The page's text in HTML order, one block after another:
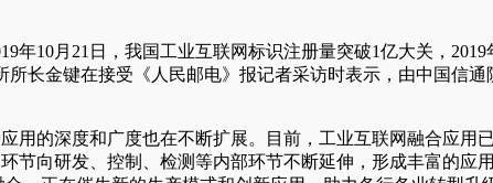
年10月21日，我国工业互联网标识注册量突破1亿大关，
长金键在接受《人民邮电》报记者采访时表示，由中国信
的深度和广度也在不断扩展。目前，工业互联网融合应用
节向研发、控制、检测等内部环节不断延伸，形成丰富的应